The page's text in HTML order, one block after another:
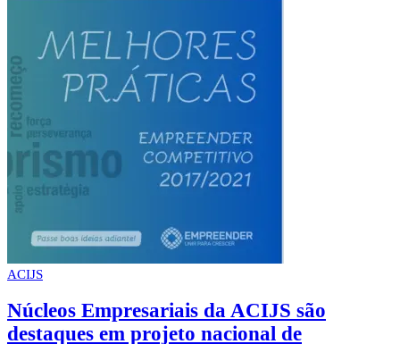
ACIJS
Núcleos Empresariais da ACIJS são
destaques em projeto nacional de